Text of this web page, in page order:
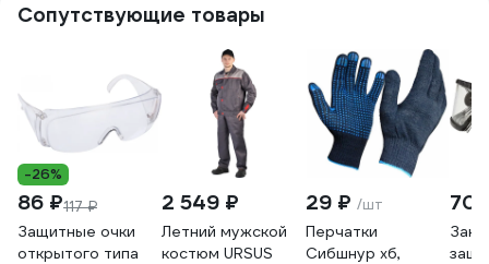
Сопутствующие товары
-26%
86 ₽117 ₽
Защитные очки
открытого типа
2 549 ₽
Летний мужской
костюм URSUS
29 ₽ /шт
Перчатки
Сибшнур хб,